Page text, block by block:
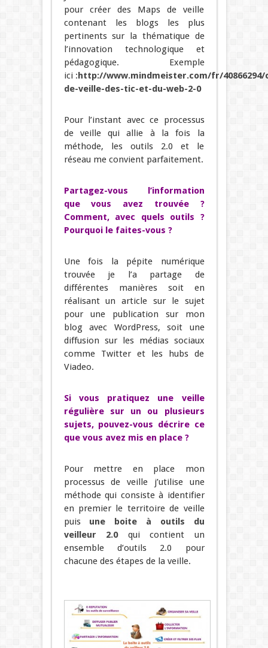
pour créer des Maps de veille
contenant les blogs les plus
pertinents sur la thématique de
l’innovation technologique et
pédagogique. Exemple
ici : http://www.mindmeister.com/fr/
de-veille-des-tic-et-du-web-2-0
Pour l’instant avec ce processus
de veille qui allie à la fois la
méthode, les outils 2.0 et le
réseau me convient parfaitement.
Partagez-vous l’information
que vous avez trouvée ?
Comment, avec quels outils ?
Pourquoi le faites-vous ?
Une fois la pépite numérique
trouvée je l’a partage de
différentes manières soit en
réalisant un article sur le sujet
pour une publication sur mon
blog avec WordPress, soit une
diffusion sur les médias sociaux
comme Twitter et les hubs de
Viadeo.
Si vous pratiquez une veille
régulière sur un ou plusieurs
sujets, pouvez-vous décrire ce
que vous avez mis en place ?
Pour mettre en place mon
processus de veille j’utilise une
méthode qui consiste à identifier
en premier le territoire de veille
puis une boite à outils du
veilleur 2.0qui contient un
ensemble d’outils 2.0 pour
chacune des étapes de la veille.